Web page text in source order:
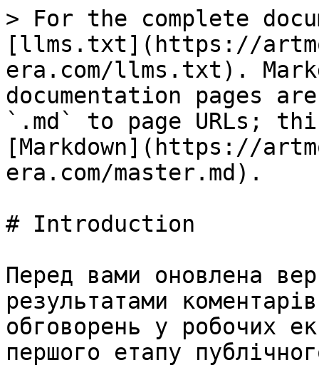
> For the complete
[llms.txt](https://
era.com/llms.txt).
documentation pages
`.md` to page URLs;
[Markdown](https://
era.com/master.md).
# Introduction
Перед вами оновлена
результатами
обговорень у робочих
першого етапу